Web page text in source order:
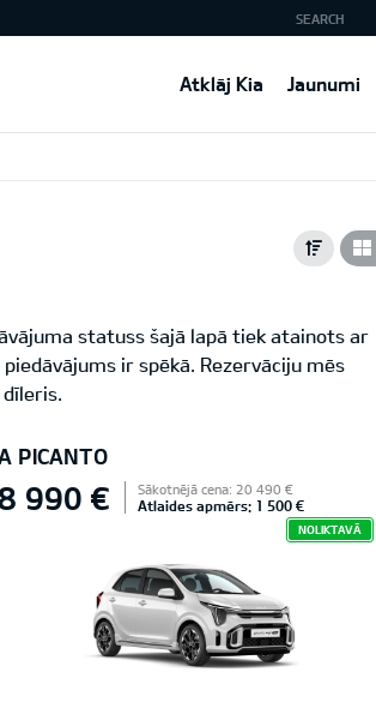
Atklāj Kia Jaunumi
statuss šajā lapā tiek atainots ar
ir spēkā. Rezervāciju mēs
PICANTO
990 € Sākotnējā cena: 20 490 €
Atlaides apmērs: 1 500 €
NOLIKTAVĀ